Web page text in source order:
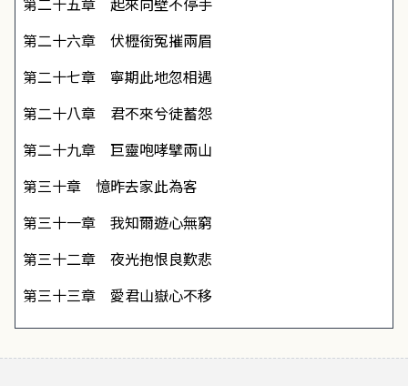
第二十六章 伏櫪銜冤摧兩眉
第二十七章 寧期此地忽相遇
第二十八章 君不來兮徒蓄怨
第二十九章 巨靈咆哮擘兩山
第三十章 憶昨去家此為客
第三十一章 我知爾遊心無窮
第三十二章 夜光抱恨良歎悲
第三十三章 愛君山嶽心不移